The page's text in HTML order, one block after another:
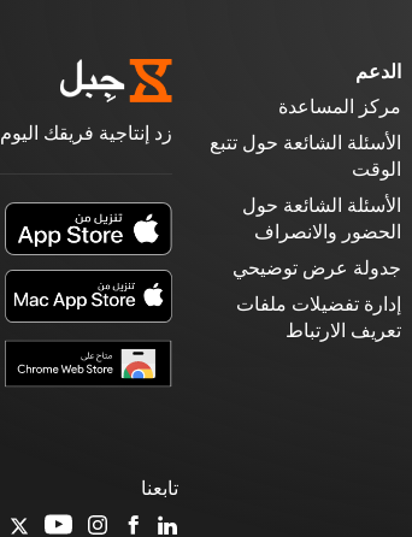
الدعم
مركز المساعدة
الأسئلة الشائعة حول تتبع
الوقت
الأسئلة الشائعة حول
الحضور والانصراف
جدولة عرض توضيحي
إدارة تفضيلات ملفات
تعريف الارتباط
زد إنتاجية فريقك اليوم
تابعنا